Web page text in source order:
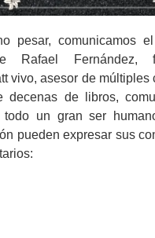
pesar, comunicamos
Rafael Fernández,
vivo, asesor de múltiples
decenas de libros,
todo un gran ser
pueden expresar sus